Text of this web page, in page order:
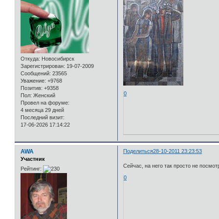
Откуда: Новосибирск
Зарегистрирован: 19-07-2009
Сообщений: 23565
Уважение: +9768
Позитив: +9358
Пол: Женский
Провел на форуме:
4 месяца 29 дней
Последний визит:
17-06-2026 17:14:22
0
Поделиться28-10-2011 23:23:53
AWA
Участник
Рейтинг:
Сейчас, на него так просто не
0